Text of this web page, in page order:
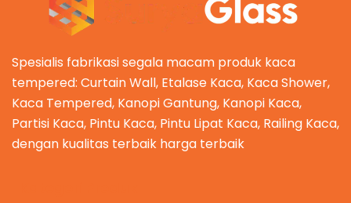
Spesialis fabrikasi segala macam produk kaca
tempered: Curtain Wall, Etalase Kaca, Kaca Shower,
Kaca Tempered, Kanopi Gantung, Kanopi Kaca,
Partisi Kaca, Pintu Kaca, Pintu Lipat Kaca, Railing Kaca,
dengan kualitas terbaik harga terbaik